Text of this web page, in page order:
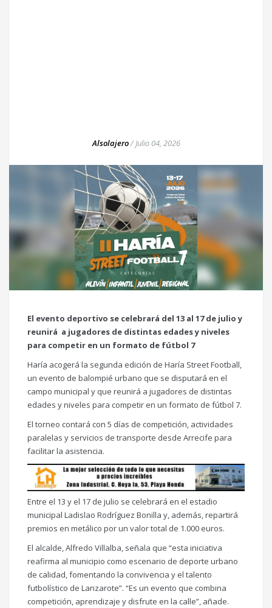
Alsolajero/Julio 04, 2026
El evento deportivo se celebrará del 13 al 17 de julio y
reunirá a jugadores de distintas edades y niveles
para competir en un formato de fútbol 7
Haría acogerá la segunda edición de Haría Street Football,
un evento de balompié urbano que se disputará en el
campo municipal y que reunirá a jugadores de distintas
edades y niveles para competir en un formato de fútbol 7.
El torneo contará con 5 días de competición, actividades
paralelas y servicios de transporte desde Arrecife para
facilitar la asistencia.
Entre el 13 y el 17 de julio se celebrará en el estadio
municipal Ladislao Rodríguez Bonilla y, además, repartirá
premios en metálico por un valor total de 1.000 euros.
El alcalde, Alfredo Villalba, señala que “esta iniciativa
reafirma al municipio como escenario de deporte urbano
de calidad, fomentando la convivencia y el talento
futbolístico de Lanzarote”. “Es un evento que combina
competición, aprendizaje y disfrute en la calle”, añade.